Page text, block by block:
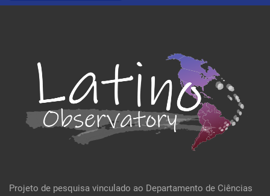
Projeto de pesquisa vinculado ao Departamento de Ciências